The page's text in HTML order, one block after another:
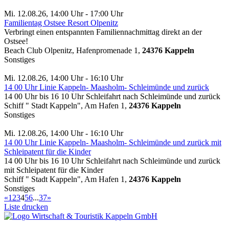
Mi. 12.08.26, 14:00 Uhr - 17:00 Uhr
Familientag Ostsee Resort Olpenitz
Verbringt einen entspannten Familiennachmittag direkt an der
Ostsee!
Beach Club Olpenitz, Hafenpromenade 1, 24376 Kappeln
Sonstiges
Mi. 12.08.26, 14:00 Uhr - 16:10 Uhr
14 00 Uhr Linie Kappeln- Maasholm- Schleimünde und zurück
14 00 Uhr bis 16 10 Uhr Schleifahrt nach Schleimünde und zurück
Schiff " Stadt Kappeln", Am Hafen 1, 24376 Kappeln
Sonstiges
Mi. 12.08.26, 14:00 Uhr - 16:10 Uhr
14 00 Uhr Linie Kappeln- Maasholm- Schleimünde und zurück mit
Schleipatent für die Kinder
14 00 Uhr bis 16 10 Uhr Schleifahrt nach Schleimünde und zurück
mit Schleipatent für die Kinder
Schiff " Stadt Kappeln", Am Hafen 1, 24376 Kappeln
Sonstiges
«1 23456...37»
Liste drucken